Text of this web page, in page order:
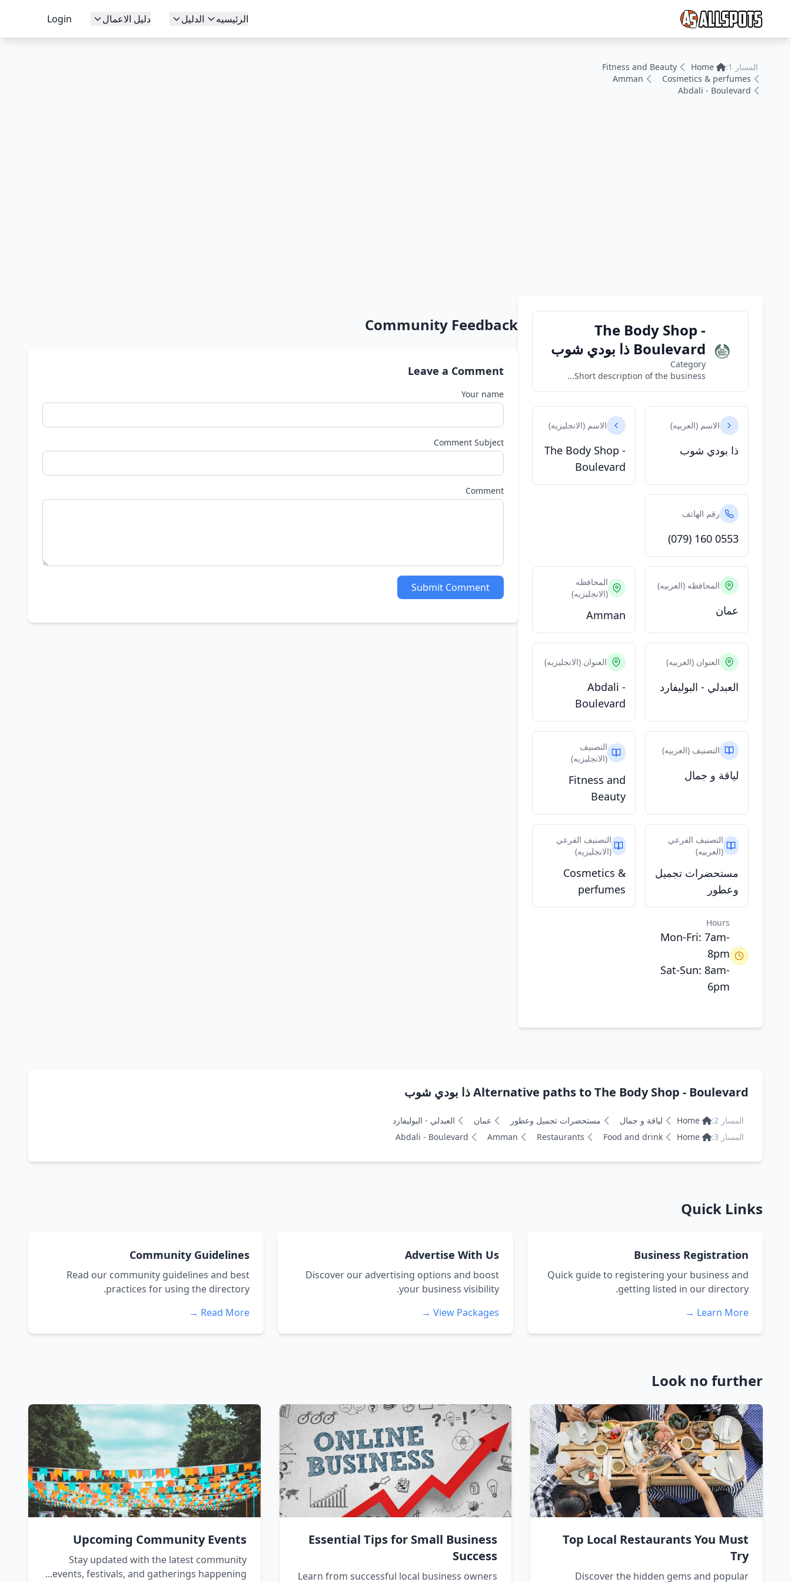
الرئيسيه الدليل دليل الاعمال Login
المسار 1: Home
Fitness and Beauty
Cosmetics & perfumes
Amman
Abdali - Boulevard
The Body Shop -
Boulevard ذا بودي شوب
Category
Short description of the business...
الاسم (العربيه)
ذا بودي شوب
الاسم (الانجليزيه)
The Body Shop -
Boulevard
رقم الهاتف
(079) 160 0553
المحافظه (العربيه)
عمان
المحافظه
(الانجليزيه)
Amman
العنوان (العربيه)
العبدلي - البوليفارد
العنوان (الانجليزيه)
Abdali -
Boulevard
التصنيف (العربيه)
لياقة و جمال
التصنيف
(الانجليزيه)
Fitness and
Beauty
التصنيف الفرعي
(العربيه)
مستحضرات تجميل
وعطور
التصنيف الفرعي
(الانجليزيه)
Cosmetics &
perfumes
Hours
Mon-Fri: 7am-
8pm
Sat-Sun: 8am-
6pm
Community Feedback
Leave a Comment
Your name
Comment Subject
Comment
Submit Comment
Alternative paths to The Body Shop - Boulevard ذا بودي شوب
المسار 2: Home لياقة و جمال مستحضرات تجميل وعطور عمان
العبدلي - البوليفارد
المسار 3:
Home
Food and drink
Restaurants
Amman
Abdali - Boulevard
Quick Links
Business Registration
Quick guide to registering your business and
getting listed in our directory.
Learn More →
Advertise With Us
Discover our advertising options and boost
your business visibility.
View Packages →
Community Guidelines
Read our community guidelines and best
practices for using the directory.
Read More →
Look no further
Top Local Restaurants You Must
Try
Discover the hidden gems and popular
Essential Tips for Small Business
Success
Learn from successful local business owners
Upcoming Community Events
Stay updated with the latest community
events, festivals, and gatherings happening...